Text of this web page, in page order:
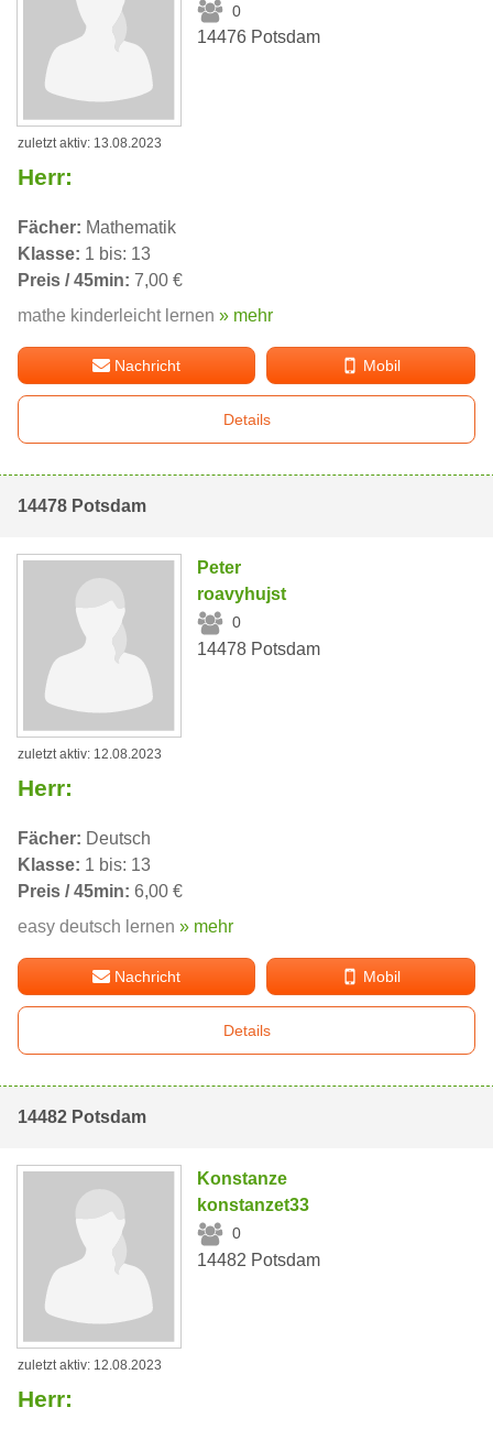
0
14476 Potsdam
zuletzt aktiv: 13.08.2023
Herr:
Fächer: Mathematik
Klasse: 1 bis: 13
Preis / 45min: 7,00 €
mathe kinderleicht lernen » mehr
Nachricht Mobil
Details
14478 Potsdam
Peter
roavyhujst
0
14478 Potsdam
zuletzt aktiv: 12.08.2023
Herr:
Fächer: Deutsch
Klasse: 1 bis: 13
Preis / 45min: 6,00 €
easy deutsch lernen » mehr
Nachricht Mobil
Details
14482 Potsdam
Konstanze
konstanzet33
0
14482 Potsdam
zuletzt aktiv: 12.08.2023
Herr: